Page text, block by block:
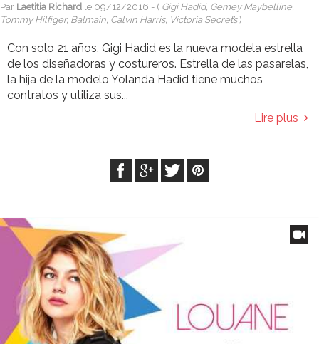
Par Laetitia Richard le 09/12/2016 - ( Gigi Hadid, Gemey Maybelline,
Tommy Hilfiger, Balmain, Calvin Harris, Victoria Secret’s)
Con solo 21 años, Gigi Hadid es la nueva modela estrella
de los diseñadoras y costureros. Estrella de las pasarelas,
la hija de la modelo Yolanda Hadid tiene muchos
contratos y utiliza sus...
Lire plus